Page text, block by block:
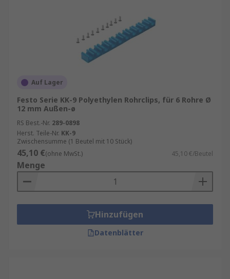
Auf Lager
Festo Serie KK-9 Polyethylen Rohrclips, für 6 Rohre Ø
12 mm Außen-ø
RS Best.-Nr. 289-0898
Herst. Teile-Nr. KK-9
Zwischensumme (1 Beutel mit 10 Stück)
45,10 €(ohne MwSt.) 45,10 €/Beutel
Menge
Hinzufügen
Datenblätter